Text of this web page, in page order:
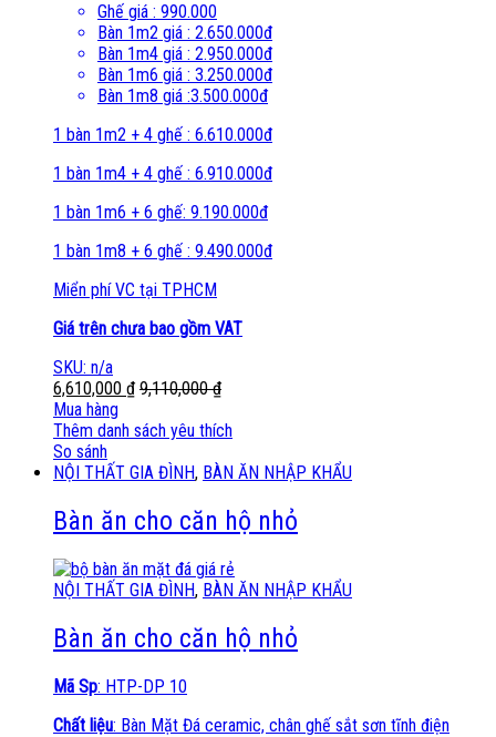
Ghế giá : 990.000
Bàn 1m2 giá : 2.650.000đ
Bàn 1m4 giá : 2.950.000đ
Bàn 1m6 giá : 3.250.000đ
Bàn 1m8 giá :3.500.000đ
1 bàn 1m2 + 4 ghế : 6.610.000đ
1 bàn 1m4 + 4 ghế : 6.910.000đ
1 bàn 1m6 + 6 ghế: 9.190.000đ
1 bàn 1m8 + 6 ghế : 9.490.000đ
Miển phí VC tại TPHCM
Giá trên chưa bao gồm VAT
SKU: n/a
6,610,000 ₫ 9,110,000₫
Mua hàng
Thêm danh sách yêu thích
So sánh
NỘI THẤT GIA ĐÌNH, BÀN ĂN NHẬP KHẨU
Bàn ăn cho căn hộ nhỏ
NỘI THẤT GIA ĐÌNH, BÀN ĂN NHẬP KHẨU
Bàn ăn cho căn hộ nhỏ
Mã Sp: HTP-DP 10
Chất liệu: Bàn Mặt Đá ceramic, chân ghế sắt sơn tĩnh điện